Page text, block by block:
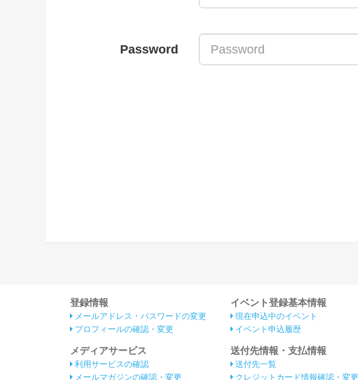
Password
登録情報
メールアドレス・パスワードの変更
プロフィールの確認・変更
メディアサービス
利用サービスの確認
メールマガジンの確認・変更
イベント登録基本情報
現在申込中のイベント
イベント申込履歴
送付先情報・支払情報
送付先一覧
クレジットカード情報確認・変更